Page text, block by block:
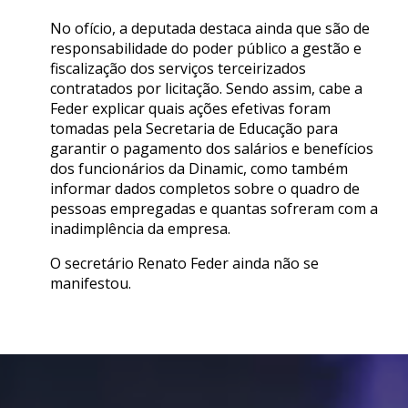
No ofício, a deputada destaca ainda que são de
responsabilidade do poder público a gestão e
fiscalização dos serviços terceirizados
contratados por licitação. Sendo assim, cabe a
Feder explicar quais ações efetivas foram
tomadas pela Secretaria de Educação para
garantir o pagamento dos salários e benefícios
dos funcionários da Dinamic, como também
informar dados completos sobre o quadro de
pessoas empregadas e quantas sofreram com a
inadimplência da empresa.
O secretário Renato Feder ainda não se
manifestou.